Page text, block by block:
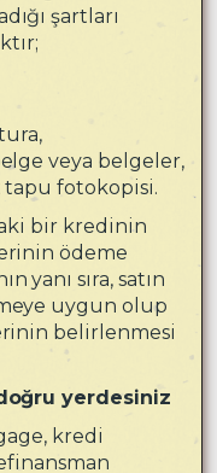
şartları
veya belgeler,
tapu fotokopisi.
bir kredinin
ödeme
yanı sıra, satın
uygun olup
belirlenmesi
yerdesiniz
kredi